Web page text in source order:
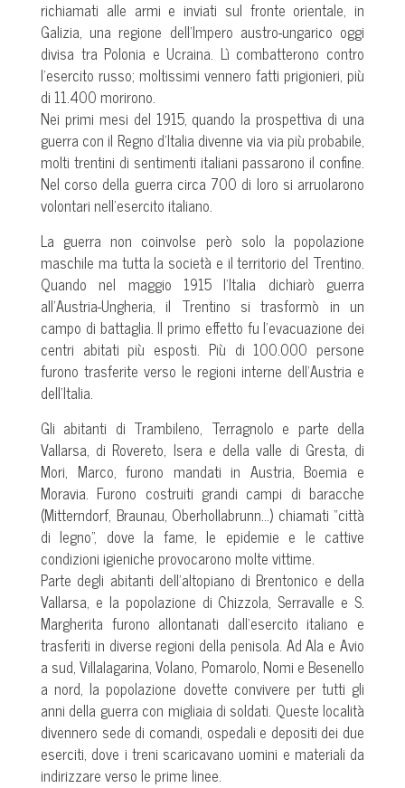
richiamati alle armi e inviati sul fronte orientale, in
Galizia, una regione dell’Impero austro-ungarico oggi
divisa tra Polonia e Ucraina. Lì combatterono contro
l’esercito russo; moltissimi vennero fatti prigionieri, più
di 11.400 morirono.
Nei primi mesi del 1915, quando la prospettiva di una
guerra con il Regno d’Italia divenne via via più probabile,
molti trentini di sentimenti italiani passarono il confine.
Nel corso della guerra circa 700 di loro si arruolarono
volontari nell’esercito italiano.
La guerra non coinvolse però solo la popolazione
maschile ma tutta la società e il territorio del Trentino.
Quando nel maggio 1915 l’Italia dichiarò guerra
all’Austria-Ungheria, il Trentino si trasformò in un
campo di battaglia. Il primo effetto fu l’evacuazione dei
centri abitati più esposti. Più di 100.000 persone
furono trasferite verso le regioni interne dell’Austria e
dell’Italia.
Gli abitanti di Trambileno, Terragnolo e parte della
Vallarsa, di Rovereto, Isera e della valle di Gresta, di
Mori, Marco, furono mandati in Austria, Boemia e
Moravia. Furono costruiti grandi campi di baracche
(Mitterndorf, Braunau, Oberhollabrunn…) chiamati “città
di legno”, dove la fame, le epidemie e le cattive
condizioni igieniche provocarono molte vittime.
Parte degli abitanti dell’altopiano di Brentonico e della
Vallarsa, e la popolazione di Chizzola, Serravalle e S.
Margherita furono allontanati dall’esercito italiano e
trasferiti in diverse regioni della penisola. Ad Ala e Avio
a sud, Villalagarina, Volano, Pomarolo, Nomi e Besenello
a nord, la popolazione dovette convivere per tutti gli
anni della guerra con migliaia di soldati. Queste località
divennero sede di comandi, ospedali e depositi dei due
eserciti, dove i treni scaricavano uomini e materiali da
indirizzare verso le prime linee.